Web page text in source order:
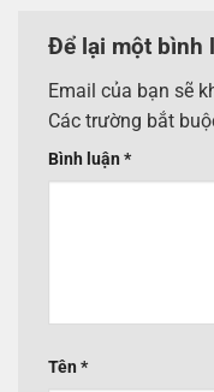
Để lại một bình
Email của bạn sẽ
Các trường bắt
Bình luận *
Tên *